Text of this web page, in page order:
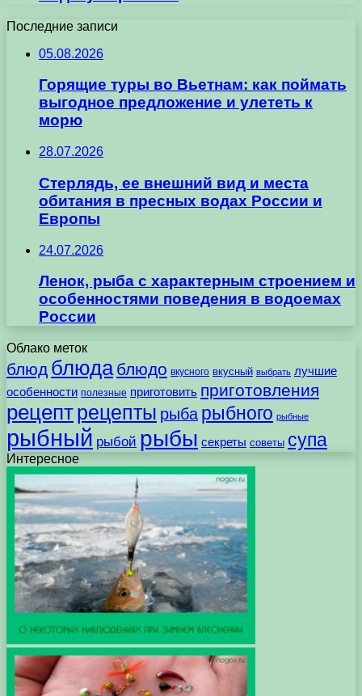
Последние записи
05.08.2026
Горящие туры во Вьетнам: как поймать
выгодное предложение и улететь к
морю
28.07.2026
Стерлядь, ее внешний вид и места
обитания в пресных водах России и
Европы
24.07.2026
Ленок, рыба с характерным строением и
особенностями поведения в водоемах
России
Облако меток
блюд блюда блюдо вкусного вкусный выбрать лучшие
особенности полезные приготовить приготовления
рецептрецепты рыба рыбного рыбные
рыбный рыбой рыбы секреты советы супа
Интересное